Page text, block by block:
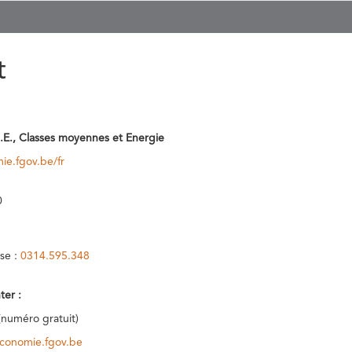
Classes moyennes et Energie
fr
: 0314.595.348
:
gratuit)